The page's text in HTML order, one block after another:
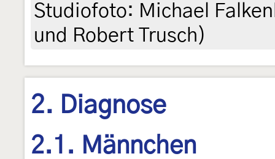
Studiofoto: Michael
und Robert Trusch)
2. Diagnose
2.1. Männchen